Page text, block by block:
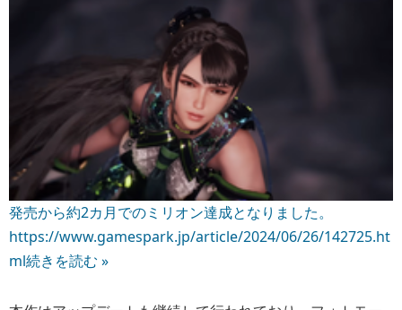
発売から約2カ月でのミリオン達成となりました。
https://www.gamespark.jp/article/2024/06/26/142725.ht
ml続きを読む »